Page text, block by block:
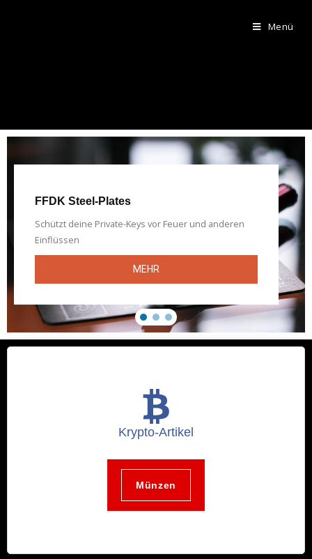
Menü
FFDK Steel-Plates
Schützt deine Private-Keys vor Feuer und anderen
Einflüssen
MEHR
Krypto-Artikel
Münzen